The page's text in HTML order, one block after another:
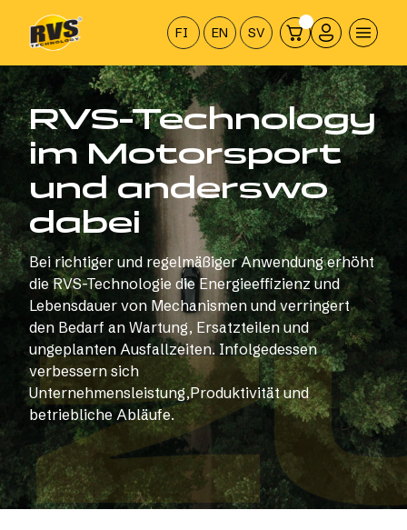
Hyppää
sisältöön
FI EN SV
RVS-Technology
im Motorsport
und anderswo
dabei
Bei richtiger und regelmäßiger Anwendung erhöht
die RVS-Technologie die Energieeffizienz und
Lebensdauer von Mechanismen und verringert
den Bedarf an Wartung, Ersatzteilen und
ungeplanten Ausfallzeiten. Infolgedessen
verbessern sich
Unternehmensleistung,Produktivität und
betriebliche Abläufe.